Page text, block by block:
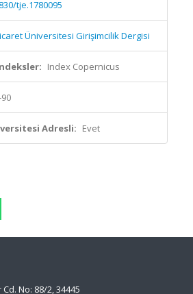
tje.1780095
Üniversitesi Girişimcilik Dergisi
Index Copernicus
Adresli: Evet
No: 88/2, 34445